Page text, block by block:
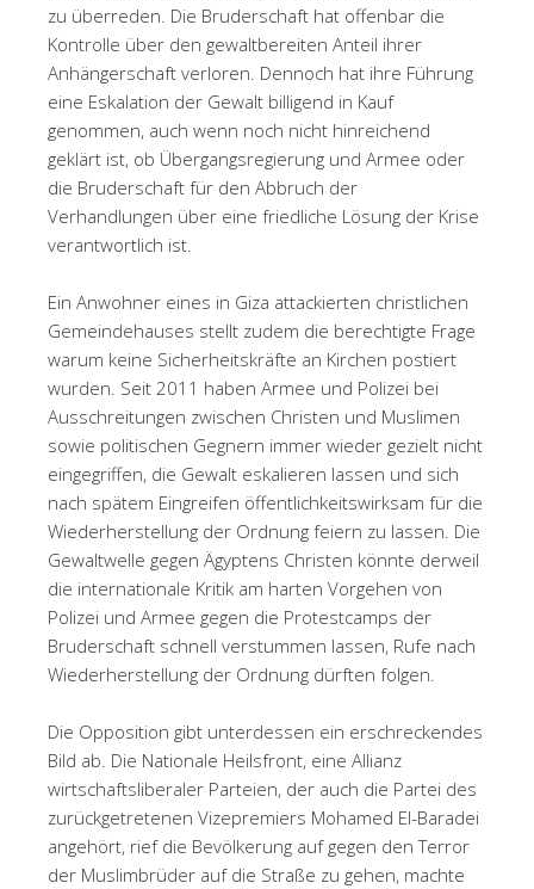
zu überreden. Die Bruderschaft hat offenbar die
Kontrolle über den gewaltbereiten Anteil ihrer
Anhängerschaft verloren. Dennoch hat ihre Führung
eine Eskalation der Gewalt billigend in Kauf
genommen, auch wenn noch nicht hinreichend
geklärt ist, ob Übergangsregierung und Armee oder
die Bruderschaft für den Abbruch der
Verhandlungen über eine friedliche Lösung der Krise
verantwortlich ist.
Ein Anwohner eines in Giza attackierten christlichen
Gemeindehauses stellt zudem die berechtigte Frage
warum keine Sicherheitskräfte an Kirchen postiert
wurden. Seit 2011 haben Armee und Polizei bei
Ausschreitungen zwischen Christen und Muslimen
sowie politischen Gegnern immer wieder gezielt nicht
eingegriffen, die Gewalt eskalieren lassen und sich
nach spätem Eingreifen öffentlichkeitswirksam für die
Wiederherstellung der Ordnung feiern zu lassen. Die
Gewaltwelle gegen Ägyptens Christen könnte derweil
die internationale Kritik am harten Vorgehen von
Polizei und Armee gegen die Protestcamps der
Bruderschaft schnell verstummen lassen, Rufe nach
Wiederherstellung der Ordnung dürften folgen.
Die Opposition gibt unterdessen ein erschreckendes
Bild ab. Die Nationale Heilsfront, eine Allianz
wirtschaftsliberaler Parteien, der auch die Partei des
zurückgetretenen Vizepremiers Mohamed El-Baradei
angehört, rief die Bevölkerung auf gegen den Terror
der Muslimbrüder auf die Straße zu gehen, machte